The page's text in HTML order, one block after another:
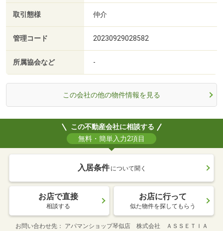
取引態様 仲介
管理コード 20230929028582
所属協会など -
この会社の他の物件情報を見る
この不動産会社に相談する
無料・簡単入力2項目
入居条件 について聞く
お店で直接
相談する
お店に行って
似た物件を探してもらう
お問い合わせ先 アパマンショップ琴似店 株式会社 ＡＳＳＥＴＩＡ